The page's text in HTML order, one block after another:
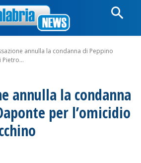
annulla la condanna di Peppino
annulla la condanna
per l’omicidio